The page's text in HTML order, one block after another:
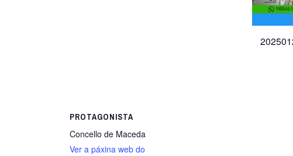
PROTAGONISTA
Concello de Maceda
Ver a páxina web do